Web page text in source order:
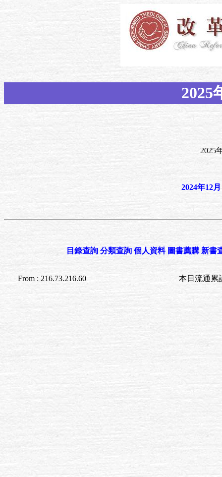
2025
2025
2024年12月
目錄查詢 分類查詢 個人資料 圖書薦購 新書
From : 216.73.216.60 本日流通累計